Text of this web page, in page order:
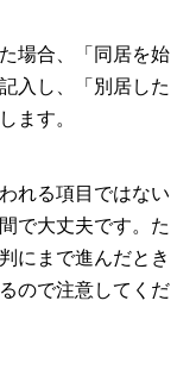
場合、「同居を始
入し、「別居した
ます。
れる項目ではない
で大丈夫です。た
にまで進んだとき
ので注意してくだ